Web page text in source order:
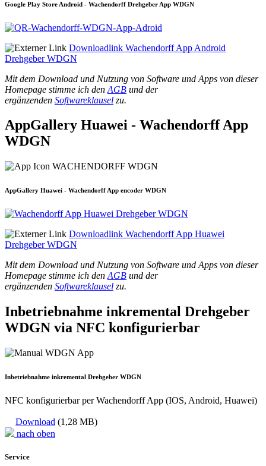
Google Play Store Android - Wachendorff Drehgeber App WDGN
Downloadlink Wachendorff App Android
Drehgeber WDGN
Mit dem Download und Nutzung von Software und Apps von dieser
Homepage stimme ich den AGB und der
ergänzenden Softwareklausel zu.
AppGallery Huawei - Wachendorff App
WDGN
AppGallery Huawei - Wachendorff App encoder WDGN
Downloadlink Wachendorff App Huawei
Drehgeber WDGN
Mit dem Download und Nutzung von Software und Apps von dieser
Homepage stimme ich den AGB und der
ergänzenden Softwareklausel zu.
Inbetriebnahme inkremental Drehgeber
WDGN via NFC konfigurierbar
Inbetriebnahme inkremental Drehgeber WDGN
NFC konfigurierbar per Wachendorff App (IOS, Android, Huawei)
Download (1,28 MB)
nach oben
Service